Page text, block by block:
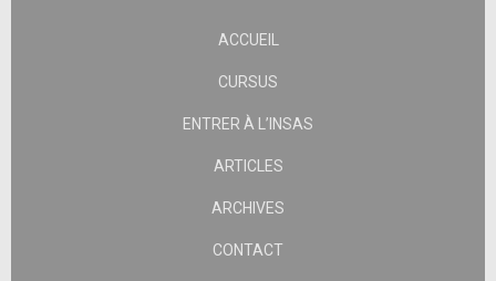
ACCUEIL
CURSUS
ENTRER À L’INSAS
ARTICLES
ARCHIVES
CONTACT